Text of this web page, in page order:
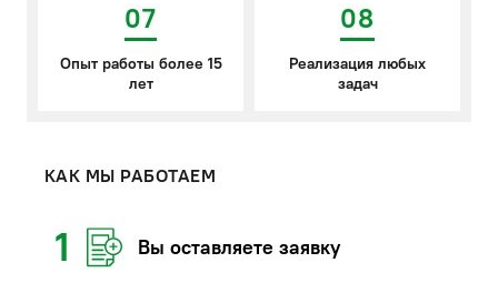
07
Опыт работы более 15
лет
08
Реализация любых
задач
КАК МЫ РАБОТАЕМ
1 Вы оставляете заявку